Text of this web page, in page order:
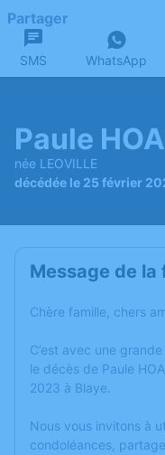
Partager
SMS WhatsApp
Paule
née LEOVILLE
décédée le 25 février
Message de la
Chère famille, chers
C’est avec une
le décès de Paule
2023 à Blaye.
Nous vous invitons à
condoléances,